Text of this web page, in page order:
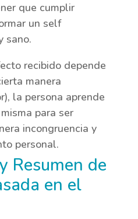
que cumplir
un self
sano.
recibido depende
manera
la persona aprende
para ser
incongruencia y
personal.
Resumen de
en el